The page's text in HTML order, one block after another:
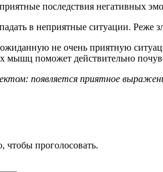
последствия негативных
в неприятные ситуации. Реже
не очень приятную
мышц поможет действительно
появляется приятное
чтобы проголосовать.